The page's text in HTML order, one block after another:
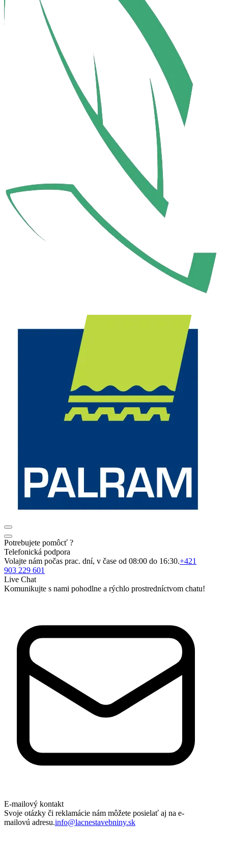
Potrebujete pomôcť ?
Telefonická podpora
Volajte nám počas prac. dní, v čase od 08:00 do 16:30.+421
903 229 601
Live Chat
Komunikujte s nami pohodlne a rýchlo prostredníctvom chatu!
E-mailový kontakt
Svoje otázky či reklamácie nám môžete posielať aj na e-
mailovú adresu.info@lacnestavebniny.sk